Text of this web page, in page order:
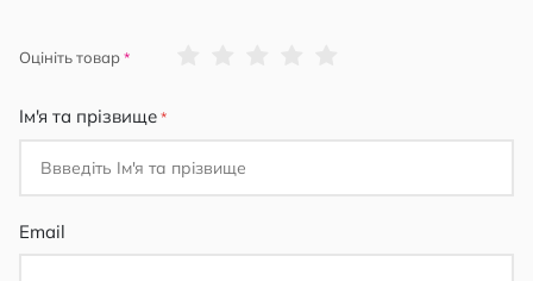
Оцініть товар
Ім'я та прізвище
Email